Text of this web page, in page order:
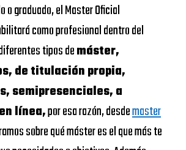
o graduado, el Master Oficial
como profesional dentro del
tipos demáster,
de titulación propia,
semipresenciales, a
línea,por esa razón, desdemaster
sobre qué máster es el que más te